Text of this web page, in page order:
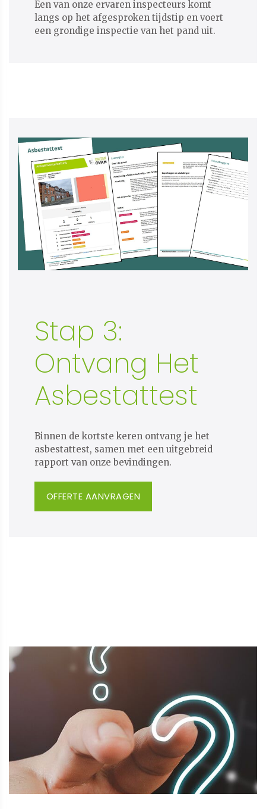
Een van onze ervaren inspecteurs komt
langs op het afgesproken tijdstip en voert
een grondige inspectie van het pand uit.
Stap 3:
Ontvang Het
Asbestattest
Binnen de kortste keren ontvang je het
asbestattest, samen met een uitgebreid
rapport van onze bevindingen.
OFFERTE AANVRAGEN